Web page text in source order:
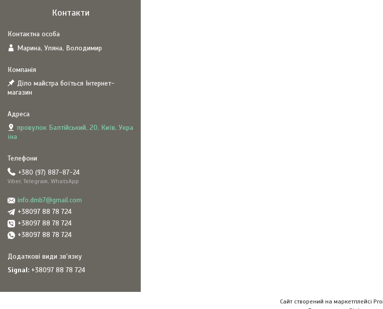
Контакти
Марина, Уляна, Володимир
Діло майстра боїться Інтернет-
магазин
провулок Балтійський, 20, Київ, Укра
їна
+380 (97) 887-87-24
Viber, Telegram, WhatsApp
info.dmb7@gmail.com
+38097 88 78 724
+38097 88 78 724
+38097 88 78 724
Signal +38097 88 78 724
Сайт створений на маркетплейсі